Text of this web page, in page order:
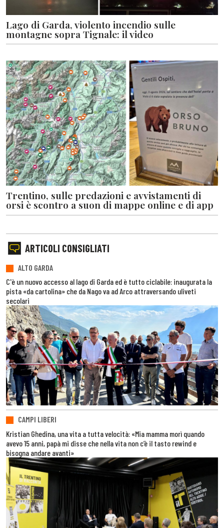
Lago di Garda, violento incendio sulle
montagne sopra Tignale: il video
Trentino, sulle predazioni e avvistamenti di
orsi è scontro a suon di mappe online e di app
ARTICOLI CONSIGLIATI
ALTO GARDA
C'è un nuovo accesso al lago di Garda ed è tutto ciclabile: inaugurata la
pista «da cartolina» che da Nago va ad Arco attraversando uliveti
secolari
CAMPI LIBERI
Kristian Ghedina, una vita a tutta velocità: «Mia mamma morì quando
avevo 15 anni, papà mi disse che nella vita non c’è il tasto rewind e
bisogna andare avanti»